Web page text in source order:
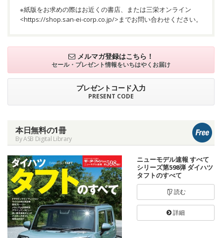
※紙版をお求めの際はお近くの書店、または三栄オンライン
<https://shop.san-ei-corp.co.jp/>までお問い合わせください。
メルマガ登録はこちら！
セール・プレゼント情報をいちはやくお届け
プレゼントコード入力
PRESENT CODE
本日無料の1冊
By ASB Digital Library
ニューモデル速報 すべて
シリーズ第598弾 ダイハツ
タフトのすべて
読む
詳細